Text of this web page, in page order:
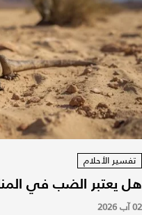
تفسير الأحلام
هل يعتبر الضب في
02 آب 2026